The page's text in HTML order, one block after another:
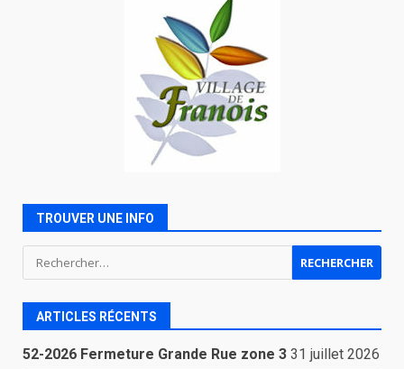
TROUVER UNE INFO
Rechercher :
ARTICLES RÉCENTS
52-2026 Fermeture Grande Rue zone 3 31 juillet 2026